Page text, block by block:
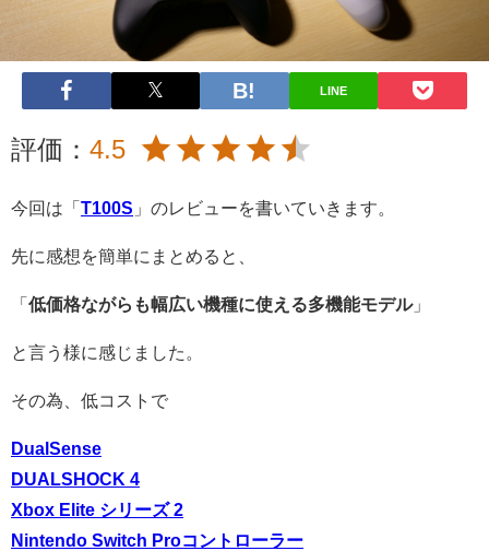
LINE
評価： 4.5
今回は「 T100S 」のレビューを書いていきます。
先に感想を簡単にまとめると、
「 低価格ながらも幅広い機種に使える多機能モデル」
と言う様に感じました。
その為、低コストで
DualSense
DUALSHOCK 4
Xbox Elite シリーズ 2
Nintendo Switch Proコントローラー